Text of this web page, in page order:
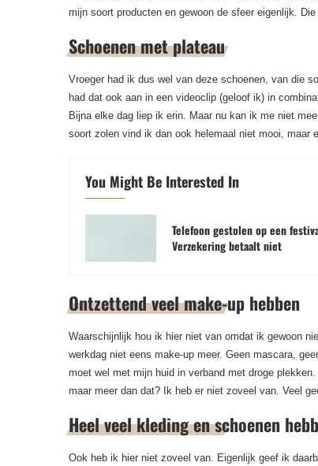
mijn soort producten en gewoon de sfeer eigenlijk.
Schoenen met plateau
Vroeger had ik dus wel van deze schoenen, van die
had dat ook aan in een videoclip (geloof ik) in
Bijna elke dag liep ik erin. Maar nu kan ik me niet
soort zolen vind ik dan ook helemaal niet mooi, maar
You Might Be Interested In
Telefoon gestolen op een
Verzekering betaalt niet
Ontzettend veel make-up hebben
Waarschijnlijk hou ik hier niet van omdat ik gewoon
werkdag niet eens make-up meer. Geen mascara,
moet wel met mijn huid in verband met droge
maar meer dan dat? Ik heb er niet zoveel van. Veel
Heel veel kleding en schoenen
Ook heb ik hier niet zoveel van. Eigenlijk geef ik